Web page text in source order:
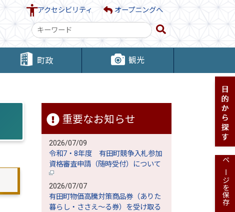
アクセシビリティ オープニングへ
検
索
キ
ー町政 観光
重要なお知らせ
2026/07/09
令和7・8年度 有田町競争入札参加
資格審査申請（随時受付）について
2026/07/07
有田町物価高騰対策商品券（ありた
暮らし・ささえ～る券）を受け取る
ページを保存